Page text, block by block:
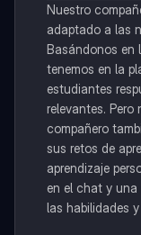
Nuestro
adaptado a las
Basándonos en
tenemos en la
estudiantes
relevantes. Pero
compañero
sus retos de
aprendizaje
en el chat y una
las habilidades